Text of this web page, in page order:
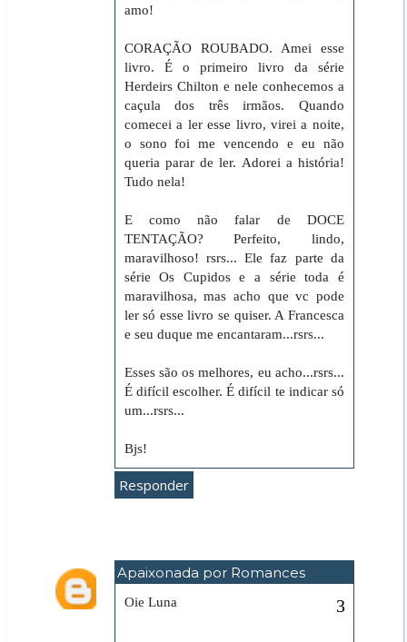
amo!
CORAÇÃO ROUBADO. Amei esse
livro. É o primeiro livro da série
Herdeirs Chilton e nele conhecemos a
caçula dos três irmãos. Quando
comecei a ler esse livro, virei a noite,
o sono foi me vencendo e eu não
queria parar de ler. Adorei a história!
Tudo nela!
E como não falar de DOCE
TENTAÇÃO? Perfeito, lindo,
maravilhoso! rsrs... Ele faz parte da
série Os Cupidos e a série toda é
maravilhosa, mas acho que vc pode
ler só esse livro se quiser. A Francesca
e seu duque me encantaram...rsrs...
Esses são os melhores, eu acho...rsrs...
É difícil escolher. É difícil te indicar só
um...rsrs...
Bjs!
Responder
Apaixonada por Romances
Oie Luna